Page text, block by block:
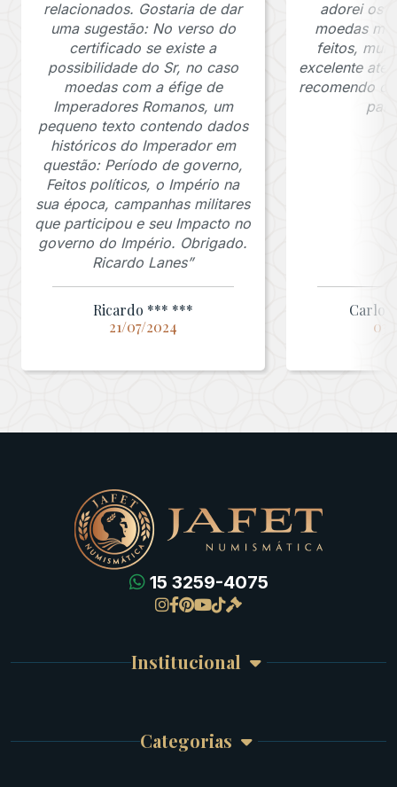
relacionados. Gostaria de dar
uma sugestão: No verso do
certificado se existe a
possibilidade do Sr, no caso
moedas com a éfige de
Imperadores Romanos, um
pequeno texto contendo dados
históricos do Imperador em
questão: Período de governo,
Feitos políticos, o Império na
sua época, campanhas militares
que participou e seu Impacto no
governo do Império. Obrigado.
Ricardo Lanes”
Ricardo *** ***
21/07/2024
adorei os
moedas
feitos,
excelente
recomendo o
03/
15 3259-4075
Institucional
Meus Pedidos
Carrinho de Compra
Atendimento
Categorias
Gregas
Byzantinas
Bíblicas
Ouro